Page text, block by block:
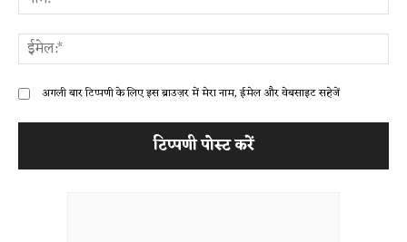
अगली बार टिप्पणी के लिए इस ब्राउज़र में मेरा नाम, ईमेल और वेबसाइट सहेजें